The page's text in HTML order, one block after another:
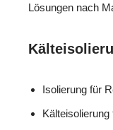
Lösungen nach
Isolierung für